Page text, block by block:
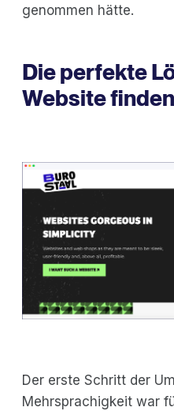
genommen hätte.
Die perfekte
Website finden
Der erste Schritt der
Mehrsprachigkeit war